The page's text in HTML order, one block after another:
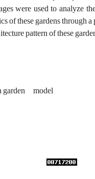
were used to analyze
of these gardens
pattern of these
garden model